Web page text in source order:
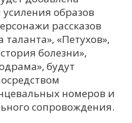
образов
рассказов
«Петухов»,
болезни»,
будут
номеров и
сопровождения.